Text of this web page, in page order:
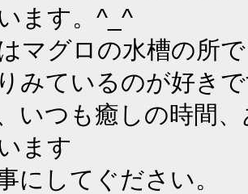
ます。^_^
マグロの水槽の所
みているのが好き
いつも癒しの時間
ます
にしてぐださい。